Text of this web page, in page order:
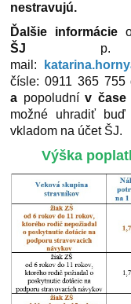
nestravujú.
Ďalšie informácie
ŠJ p.
mail:
čísle: 0911 365
a popoludnív čase
možné uhradiť buď
vkladom na účet ŠJ.
Výška